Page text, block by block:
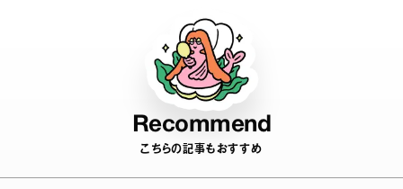
Recommend
こちらの記事もおすすめ